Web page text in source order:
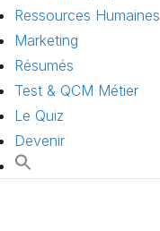
Ressources Humaines
Marketing
Résumés
Test & QCM Métier
Le Quiz
Devenir